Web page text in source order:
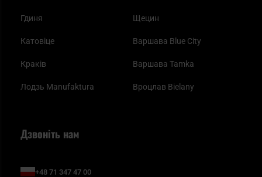
Гдиня
Катовіце
Краків
Лодзь Manufaktura
Щецин
Варшава Blue City
Варшава Tamka
Вроцлав Bielany
Дзвоніть нам
+48 71 347 47 00